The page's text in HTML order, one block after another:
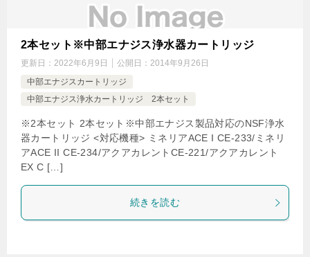
2本セット※中部エナジス浄水器カートリッジ
更新日： 2022年6月9日 公開日： 2014年9月26日
中部エナジスカートリッジ
中部エナジス浄水カートリッジ 2本セット
※2本セット 2本セット※中部エナジス製品対応のNSF浄水
器カートリッジ <対応機種> ミネリアACE I CE-233/ミネリ
アACE II CE-234/アクアカレントCE-221/アクアカレント
EX C […]
続きを読む